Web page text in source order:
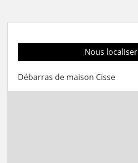
Nous localiser
Débarras de maison Cisse